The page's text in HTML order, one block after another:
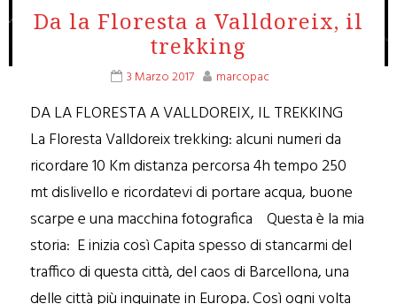
Da la Floresta a Valldoreix, il
trekking
3 Marzo 2017 marcopac
DA LA FLORESTA A VALLDOREIX, IL TREKKING
La Floresta Valldoreix trekking: alcuni numeri da
ricordare 10 Km distanza percorsa 4h tempo 250
mt dislivello e ricordatevi di portare acqua, buone
scarpe e una macchina fotografica Questa è la mia
storia: E inizia così Capita spesso di stancarmi del
traffico di questa città, del caos di Barcellona, una
delle città più inquinate in Europa. Così ogni volta